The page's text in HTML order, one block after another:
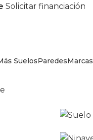
Solicitar financiación
SuelosParedesMarcas